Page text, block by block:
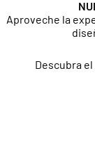
Aproveche la
Descubra